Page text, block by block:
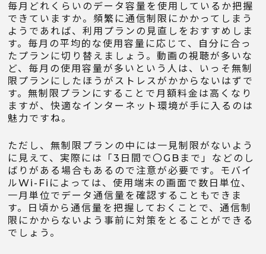
毎月どれくらいのデータ容量を使用しているか把握
できていますか。頻繁に通信制限にかかってしまう
ようであれば、利用プランの見直しをおすすめしま
す。毎月の平均的な使用容量に応じて、自分に合っ
たプランに切り替えましょう。動画の視聴が多いな
ど、毎月の使用容量が多いという人は、いっそ無制
限プランにしたほうがストレスがかからないはずで
す。無制限プランにすることで月額料金は高くなり
ますが、快適なインターネット環境が手に入るのは
魅力ですね。
ただし、無制限プランの中には一見制限がないよう
に見えて、実際には「3日間で〇GBまで」などのし
ばりがある場合もあるので注意が必要です。モバイ
ルWi-Fiによっては、使用端末の画面で数日単位、
一月単位でデータ通信量を確認することもできま
す。日頃から通信量を把握しておくことで、通信制
限にかからないよう事前に対策をとることができる
でしょう。